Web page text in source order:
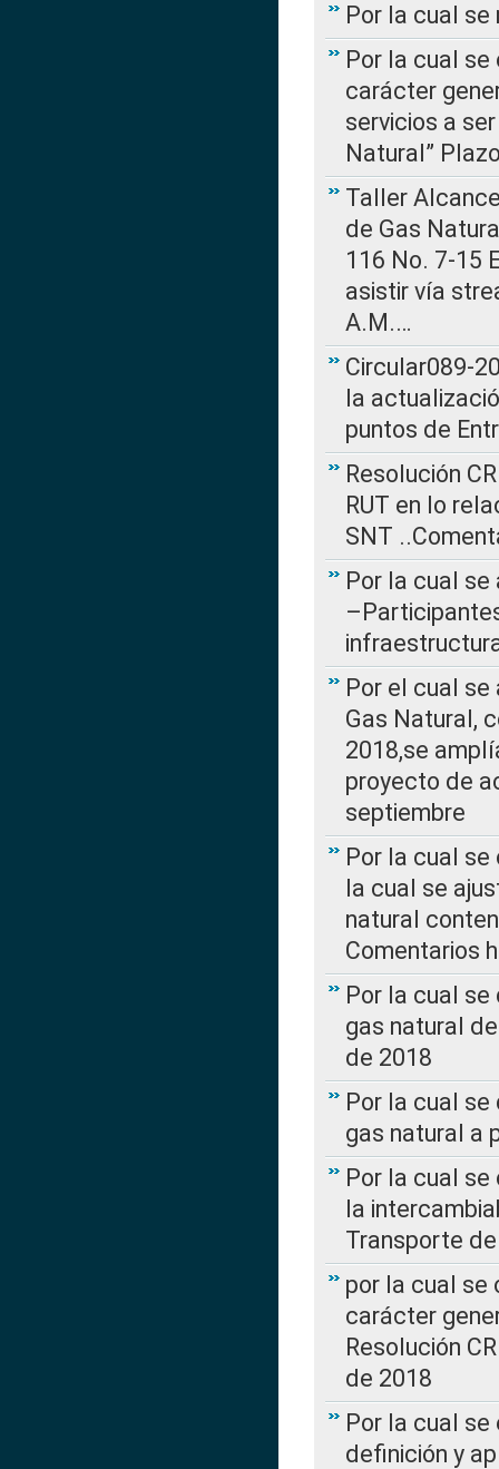
Por la cual se
Por la cual
carácter
servicios a
Natural”
Taller
de Gas
116 No. 7-15
asistir vía
A.M.…
Circular089-
la
puntos de
Resolución
RUT en lo
SNT
Por la cual se
Por el cual
Gas Natural,
2018,se
proyecto de
septiembre
Por la cual se
la cual se
natural
Comentarios
Por la cual
gas natural
de 2018
Por la cual
gas natural a
Por la cual
la
Transporte
por la cual se
carácter
Resolución
de 2018
Por la cual
definición y